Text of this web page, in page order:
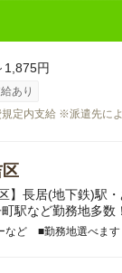
1,875円
あり
規定内支給 ※派遣先に
】長居(地下鉄)駅
駅など勤務地多数！
など ■勤務地選べます